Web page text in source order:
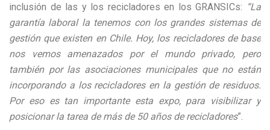
inclusión de las y los recicladores en los GRANSICs: “La
garantía laboral la tenemos con los grandes sistemas de
gestión que existen en Chile. Hoy, los recicladores de base
nos vemos amenazados por el mundo privado, pero
también por las asociaciones municipales que no están
incorporando a los recicladores en la gestión de residuos.
Por eso es tan importante esta expo, para visibilizar y
posicionar la tarea de más de 50 años de recicladores”.